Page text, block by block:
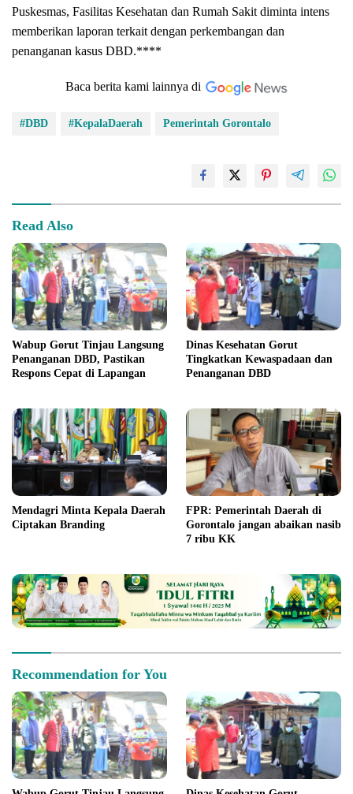
Puskesmas, Fasilitas Kesehatan dan Rumah Sakit diminta intens
memberikan laporan terkait dengan perkembangan dan
penanganan kasus DBD.****
Baca berita kami lainnya di
#DBD #KepalaDaerah Pemerintah Gorontalo
Read Also
Wabup Gorut Tinjau Langsung
Penanganan DBD, Pastikan
Respons Cepat di Lapangan
Dinas Kesehatan Gorut
Tingkatkan Kewaspadaan dan
Penanganan DBD
Mendagri Minta Kepala Daerah
Ciptakan Branding
FPR: Pemerintah Daerah di
Gorontalo jangan abaikan nasib
7 ribu KK
Recommendation for You